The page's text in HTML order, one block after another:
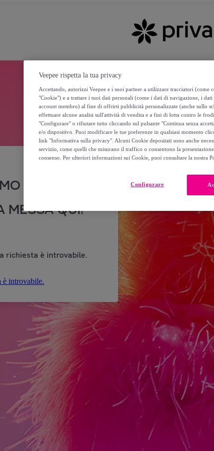
SICURI
MESSA QUI!
richiesta è introvabile.
è introvabile.
Veepee rispetta la tua privacy
Accettando, autorizzi Veepee e i suoi partner a utilizzare tracciatori
"Cookie") e a trattare i tuoi dati personali (come i dati di navigazione, i
account membro) al fine di offrirti pubblicità personalizzate (anche sullo
effettuare alcune analisi sull'attività di vendita e a fini di lotta contro le
"Configurare" o rifiutare tutto cliccando sul pulsante "Continua senza
e/o dispositivo. Puoi modificare le tue preferenze in qualsiasi momento
link "Informativa sulla privacy". Alcuni Cookie depositati sono anche
servizio, come quelli che misurano il traffico o consentono la
consenso. Per ulteriori informazioni sui Cookie, puoi consultare la nostra
Configurare